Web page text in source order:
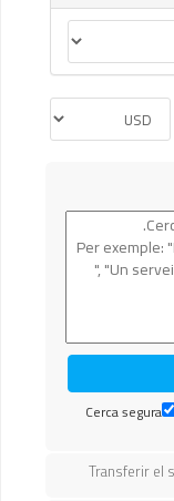
Cerca segura
Transferir el